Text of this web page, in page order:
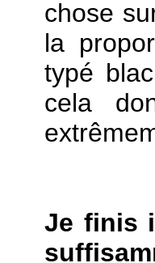
chose
la
typé
cela
Je finis